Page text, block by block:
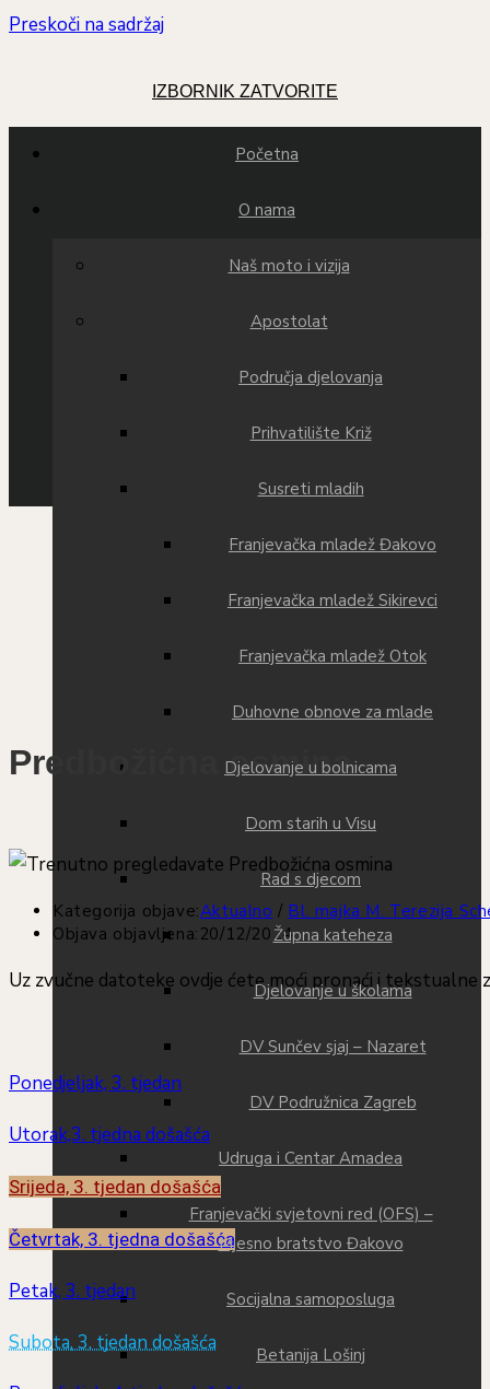
Preskoči na sadržaj
IZBORNIK ZATVORITE
Početna
O nama
Naš moto i vizija
Apostolat
Područja djelovanja
Prihvatilište Križ
Susreti mladih
Franjevačka mladež Đakovo
Franjevačka mladež Sikirevci
Franjevačka mladež Otok
Duhovne obnove za mlade
Djelovanje u bolnicama
Dom starih u Visu
Rad s djecom
Župna kateheza
Djelovanje u školama
DV Sunčev sjaj – Nazaret
DV Podružnica Zagreb
Udruga i Centar Amadea
Franjevački svjetovni red (OFS) –
Mjesno bratstvo Đakovo
Socijalna samoposluga
Betanija Lošinj
Predbožićna osmina
Kategorija objave:Aktualno / Bl. majka M. Terezija
Objava objavljena: 20/12/2024
Uz zvučne datoteke ovdje ćete moći pronaći i tekstualne
Ponedjeljak, 3. tjedan
Utorak,3. tjedna došašća
Srijeda, 3. tjedan došašća
Četvrtak, 3. tjedna došašća
Petak, 3. tjedan
Subota, 3. tjedan došašća